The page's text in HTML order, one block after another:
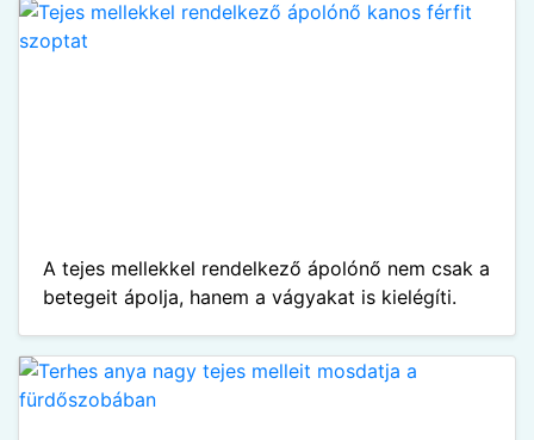
A tejes mellekkel rendelkező ápolónő nem csak a
betegeit ápolja, hanem a vágyakat is kielégíti.